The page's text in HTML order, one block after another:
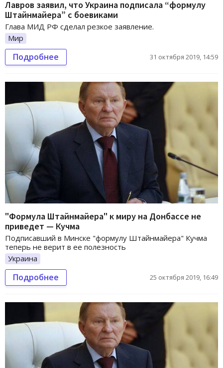
Лавров заявил, что Украина подписала “формулу
Штайнмайера” с боевиками
Глава МИД РФ сделал резкое заявление.
Мир
Подробнее 31 октября 2019, 14:59
"Формула Штайнмайера" к миру на Донбассе не
приведет — Кучма
Подписавший в Минске "формулу Штайнмайера" Кучма
теперь не верит в ее полезность
Украина
Подробнее 25 октября 2019, 16:49